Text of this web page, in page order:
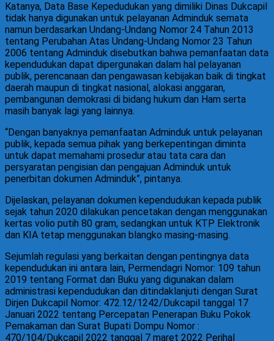
Katanya, Data Base Kepedudukan yang dimiliki Dinas Dukcapil
tidak hanya digunakan untuk pelayanan Adminduk semata
namun berdasarkan Undang-Undang Nomor 24 Tahun 2013
tentang Perubahan Atas Undang-Undang Nomor 23 Tahun
2006 tentang Adminduk disebutkan bahwa pemanfaatan data
kependudukan dapat dipergunakan dalam hal pelayanan
publik, perencanaan dan pengawasan kebijakan baik di tingkat
daerah maupun di tingkat nasional, alokasi anggaran,
pembangunan demokrasi di bidang hukum dan Ham serta
masih banyak lagi yang lainnya.
“Dengan banyaknya pemanfaatan Adminduk untuk pelayanan
publik, kepada semua pihak yang berkepentingan diminta
untuk dapat memahami prosedur atau tata cara dan
persyaratan pengisian dan pengajuan Adminduk untuk
penerbitan dokumen Adminduk”, pintanya.
Dijelaskan, pelayanan dokumen kependudukan kepada publik
sejak tahun 2020 dilakukan pencetakan dengan menggunakan
kertas volio putih 80 gram, sedangkan untuk KTP Elektronik
dan KIA tetap menggunakan blangko masing-masing.
Sejumlah regulasi yang berkaitan dengan pentingnya data
kependudukan ini antara lain, Permendagri Nomor: 109 tahun
2019 tentang Format dan Buku yang digunakan dalam
administrasi kependudukan dan ditindaklanjuti dengan Surat
Dirjen Dukcapil Nomor: 472.12/1242/Dukcapil tanggal 17
Januari 2022 tentang Percepatan Penerapan Buku Pokok
Pemakaman dan Surat Bupati Dompu Nomor :
470/104/Dukcapil 2022 tanggal 7 maret 2022 Perihal